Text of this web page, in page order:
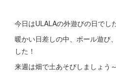
今日はULALAの外遊びの日でした
暖かい日差しの中、ボール遊び
した！
来週は畑で土あそびしましょう